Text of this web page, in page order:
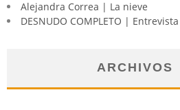
Alejandra Correa | La nieve
DESNUDO COMPLETO |
ARCHIVOS